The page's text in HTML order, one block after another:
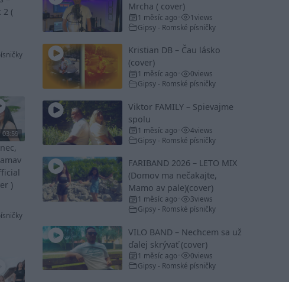
2 (
03:59
)
Mrcha ( cover)
1 měsíc ago 1views
Gipsy - Romské písničky
Kristian DB – Čau lásko
(cover)
1 měsíc ago 0views
Gipsy - Romské písničky
Viktor FAMILY – Spievajme
spolu
1 měsíc ago 4views
Gipsy - Romské písničky
FARIBAND 2026 – LETO MIX
(Domov ma nečakajte,
Mamo av pale)(cover)
1 měsíc ago 3views
Gipsy - Romské písničky
VILO BAND – Nechcem sa už
ďalej skrývať (cover)
1 měsíc ago 0views
Gipsy - Romské písničky